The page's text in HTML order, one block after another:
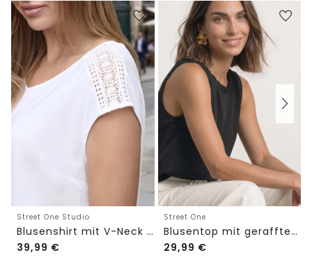
Street One Studio
Blusenshirt mit V-Neck und Spitze
39,99 €
Street One
Blusentop mit gerafftem Rundhals
29,99 €